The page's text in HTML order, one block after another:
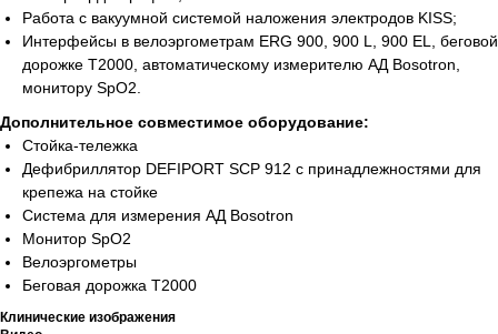
Работа с вакуумной системой наложения электродов KISS;
Интерфейсы в велоэргометрам ERG 900, 900 L, 900 EL, беговой
дорожке Т2000, автоматическому измерителю АД Bosotron,
монитору SpO2.
Дополнительное совместимое оборудование:
Стойка-тележка
Дефибриллятор DEFIPORT SCP 912 с принадлежностями для
крепежа на стойке
Система для измерения АД Bosotron
Монитор SpO2
Велоэргометры
Беговая дорожка Т2000
Клинические изображения
Официальный
дистрибьютор медицинского
Основное
О нас
Услуги
Новости